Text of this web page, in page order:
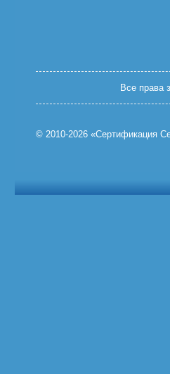
Все права
© 2010-2026 «Сертификация